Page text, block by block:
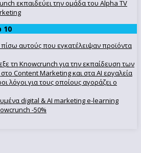
εκπαιδεύει την ομάδα του Alpha TV
10
αυτούς που εγκατέλειψαν προϊόντα
τη Knowcrunch για την εκπαίδευση των
Content Marketing και στα AI εργαλεία
λόγοι για τους οποίους αγοράζει ο
digital & AI marketing e-learning
-50%